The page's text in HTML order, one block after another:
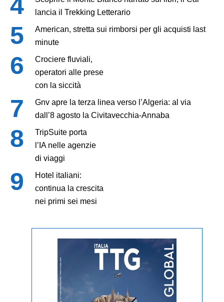
lancia il Trekking Letterario
American, stretta sui rimborsi per gli acquisti last
minute
Crociere fluviali,
operatori alle prese
con la siccità
Gnv apre la terza linea verso l’Algeria: al via
dall’8 agosto la Civitavecchia-Annaba
TripSuite porta
l’IA nelle agenzie
di viaggi
Hotel italiani:
continua la crescita
nei primi sei mesi